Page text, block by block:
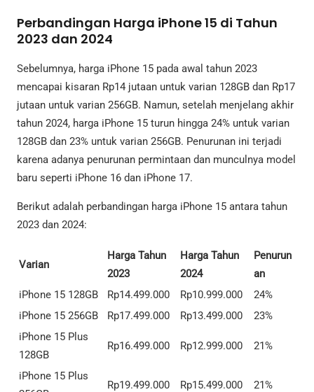
Perbandingan Harga iPhone 15 di Tahun
2023 dan 2024
Sebelumnya, harga iPhone 15 pada awal tahun 2023
mencapai kisaran Rp14 jutaan untuk varian 128GB dan Rp17
jutaan untuk varian 256GB. Namun, setelah menjelang akhir
tahun 2024, harga iPhone 15 turun hingga 24% untuk varian
128GB dan 23% untuk varian 256GB. Penurunan ini terjadi
karena adanya penurunan permintaan dan munculnya model
baru seperti iPhone 16 dan iPhone 17.
Berikut adalah perbandingan harga iPhone 15 antara tahun
2023 dan 2024:
Varian
Harga Tahun
2023
Harga Tahun
2024
Penurun
an
iPhone 15 128GB
Rp14.499.000 Rp10.999.000
24%
iPhone 15 256GB
Rp17.499.000 Rp13.499.000
23%
iPhone 15 Plus
128GB
Rp16.499.000 Rp12.999.000 21%
iPhone 15 Plus
Rp19.499.000 Rp15.499.000 21%